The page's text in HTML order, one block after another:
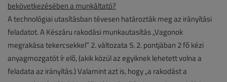
bekövetkezésében a munkáltató?
A technológiai utasításban tévesen határozták meg az irányítási
feladatot. A Készáru rakodási munkautasítás „Vagonok
megrakása tekercsekkel” 2. változata 5. 2. pontjában 2 fő kézi
anyagmozgatót ír elő, (akik közül az egyiknek lehetett volna a
feladata az irányítás.) Valamint azt is, hogy „a rakodást a